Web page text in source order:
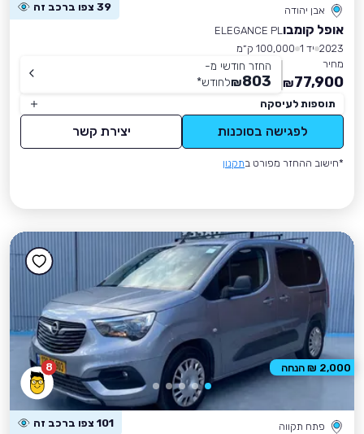
אבן יהודה 39 צפו ברכב זה
אופל קומבו ELEGANCE PL
2023 יד 1
100,000 ק״מ
מחיר
77,900
₪
החזר חודשי מ-
803
₪לחודש*
תוספות לעיסקה
לפגישה בסוכנות יצירת קשר
*חישוב ההחזר מפורט בתקנון
8
פתח תקווה 101 צפו ברכב זה
2,000 ₪ הנחה